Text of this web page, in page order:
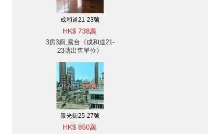
成和道21-23號
HK$ 738萬
3房3廁,露台《成和道21-
23號出售單位》
景光街25-27號
HK$ 850萬